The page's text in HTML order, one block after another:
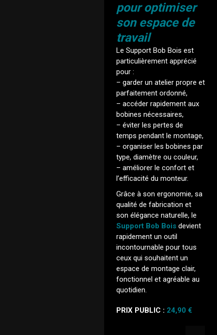
pour optimiser
son espace de
travail
Le Support Bob Bois est
particulièrement apprécié
pour :
– garder un atelier propre et
parfaitement ordonné,
– accéder rapidement aux
bobines nécessaires,
– éviter les pertes de
temps pendant le montage,
– organiser les bobines par
type, diamètre ou couleur,
– améliorer le confort et
l’efficacité du monteur.
Grâce à son ergonomie, sa
qualité de fabrication et
son élégance naturelle, le
Support Bob Bois devient
rapidement un outil
incontournable pour tous
ceux qui souhaitent un
espace de montage clair,
fonctionnel et agréable au
quotidien.
PRIX PUBLIC : 24,90 €